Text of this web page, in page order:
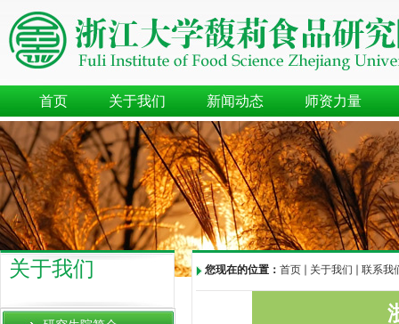
首页 关于我们 新闻动态 师资力量
关于我们 您现在的位置： 首页 关于我们 联系我